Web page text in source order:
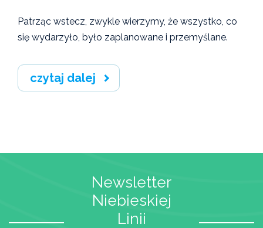
Patrząc wstecz, zwykle wierzymy, że wszystko, co
się wydarzyło, było zaplanowane i przemyślane.
czytaj dalej
Newsletter
Niebieskiej
Linii